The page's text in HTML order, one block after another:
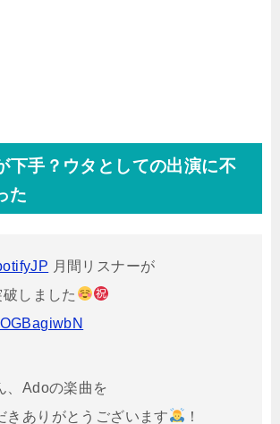
下手？ウタとしての出演に不
た
月間リスナーが
しました
、Adoの楽曲を
きありがとうございます
！